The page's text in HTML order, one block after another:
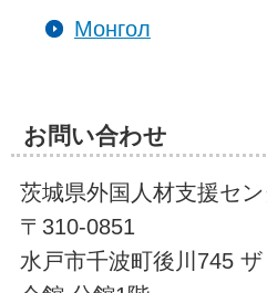
Монгол
お問い合わせ
茨城県外国人材支援セ
〒310-0851
水戸市千波町後川745